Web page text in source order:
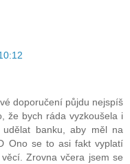
doporučení půjdu nejspíš
že bych ráda vyzkoušela i
banku, aby měl na
Ono se to asi fakt vyplatí
Zrovna včera jsem se